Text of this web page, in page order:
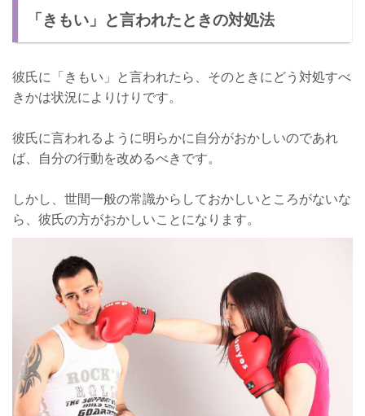
「きもい」と言われたときの対処法
彼氏に「きもい」と言われたら、そのときにどう対処すべ
きかは状況によりけりです。
彼氏に言われるように明らかに自分がおかしいのであれ
ば、自分の行動を改めるべきです。
しかし、世間一般の常識からしておかしいところがないな
ら、彼氏の方がおかしいことになります。